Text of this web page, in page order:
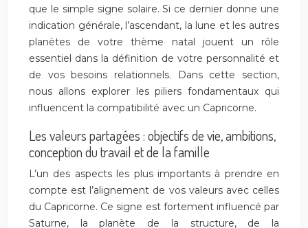
que le simple signe solaire. Si ce dernier donne une
indication générale, l’ascendant, la lune et les autres
planètes de votre thème natal jouent un rôle
essentiel dans la définition de votre personnalité et
de vos besoins relationnels. Dans cette section,
nous allons explorer les piliers fondamentaux qui
influencent la compatibilité avec un Capricorne.
Les valeurs partagées : objectifs de vie, ambitions,
conception du travail et de la famille
L’un des aspects les plus importants à prendre en
compte est l’alignement de vos valeurs avec celles
du Capricorne. Ce signe est fortement influencé par
Saturne, la planète de la structure, de la